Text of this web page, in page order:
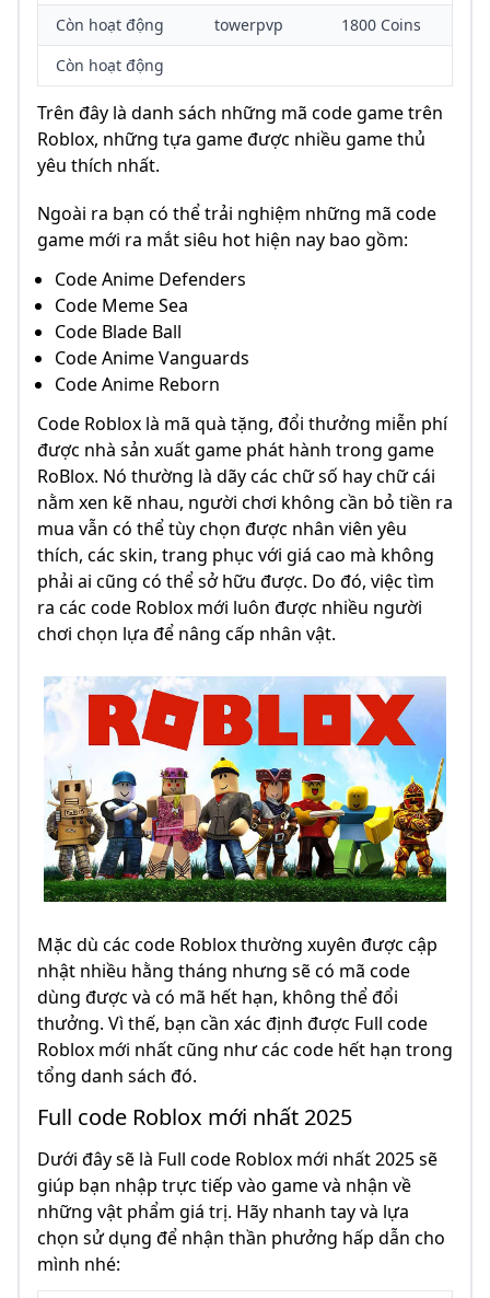
Còn hoạt động
towerpvp
1800 Coins
Còn hoạt động
Trên đây là danh sách những mã code game trên
Roblox, những tựa game được nhiều game thủ
yêu thích nhất.
Ngoài ra bạn có thể trải nghiệm những mã code
game mới ra mắt siêu hot hiện nay bao gồm:
Code Anime Defenders
Code Meme Sea
Code Blade Ball
Code Anime Vanguards
Code Anime Reborn
Code Roblox là mã quà tặng, đổi thưởng miễn phí
được nhà sản xuất game phát hành trong game
RoBlox. Nó thường là dãy các chữ số hay chữ cái
nằm xen kẽ nhau, người chơi không cần bỏ tiền ra
mua vẫn có thể tùy chọn được nhân viên yêu
thích, các skin, trang phục với giá cao mà không
phải ai cũng có thể sở hữu được. Do đó, việc tìm
ra các code Roblox mới luôn được nhiều người
chơi chọn lựa để nâng cấp nhân vật.
Mặc dù các code Roblox thường xuyên được cập
nhật nhiều hằng tháng nhưng sẽ có mã code
dùng được và có mã hết hạn, không thể đổi
thưởng. Vì thế, bạn cần xác định được Full code
Roblox mới nhất cũng như các code hết hạn trong
tổng danh sách đó.
Full code Roblox mới nhất 2025
Dưới đây sẽ là Full code Roblox mới nhất 2025 sẽ
giúp bạn nhập trực tiếp vào game và nhận về
những vật phẩm giá trị. Hãy nhanh tay và lựa
chọn sử dụng để nhận thần phưởng hấp dẫn cho
mình nhé: